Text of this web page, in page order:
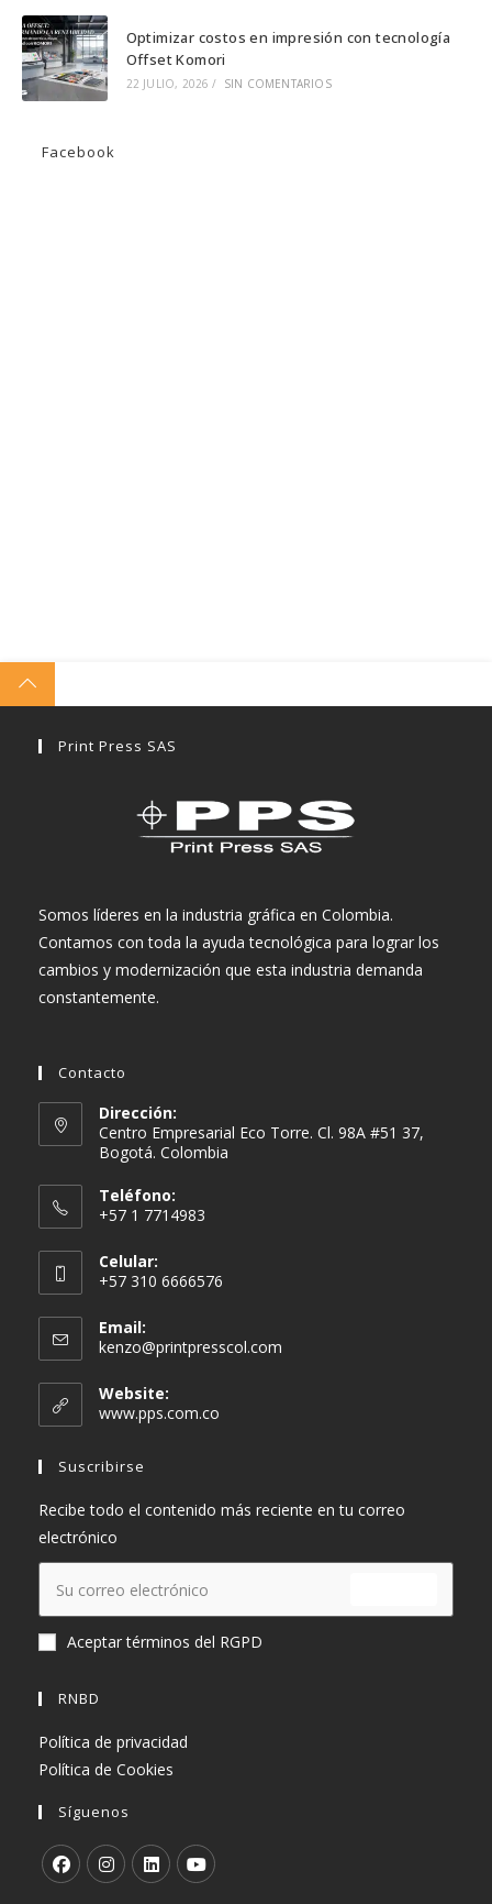
Optimizar costos en impresión con tecnología
Offset Komori
22 JULIO, 2026 / SIN COMENTARIOS
Facebook
Print Press SAS
Somos líderes en la industria gráfica en Colombia.
Contamos con toda la ayuda tecnológica para lograr los
cambios y modernización que esta industria demanda
constantemente.
Contacto
Dirección:
Centro Empresarial Eco Torre. Cl. 98A #51 37,
Bogotá. Colombia
Teléfono:
+57 1 7714983
Celular:
+57 310 6666576
Email:
kenzo@printpresscol.com
Website:
www.pps.com.co
Suscribirse
Recibe todo el contenido más reciente en tu correo
electrónico
Aceptar términos del RGPD
RNBD
Política de privacidad
Política de Cookies
Síguenos